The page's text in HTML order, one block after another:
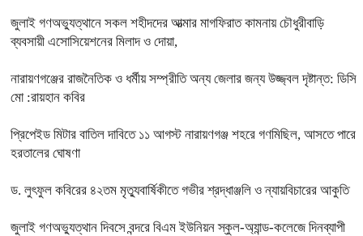
জুলাই গণঅভ্যুত্থানে সকল শহীদদের আত্মার মাগফিরাত কামনায় চৌধুরীবাড়ি
ব্যবসায়ী এসোসিয়েশনের মিলাদ ও দোয়া,
নারায়ণগঞ্জের রাজনৈতিক ও ধর্মীয় সম্প্রীতি অন্য জেলার জন্য উজ্জ্বল দৃষ্টান্ত: ডিসি
মো :রায়হান কবির
প্রিপেইড মিটার বাতিল দাবিতে ১১ আগস্ট নারায়ণগঞ্জ শহরে গণমিছিল, আসতে পারে
হরতালের ঘোষণা
ড. লুৎফুল কবিরের ৪২তম মৃত্যুবার্ষিকীতে গভীর শ্রদ্ধাঞ্জলি ও ন্যায়বিচারের আকুতি
জুলাই গণঅভ্যুত্থান দিবসে বন্দরে বিএম ইউনিয়ন স্কুল-অ্যান্ড-কলেজে দিনব্যাপী